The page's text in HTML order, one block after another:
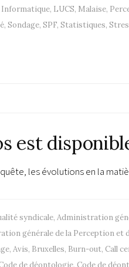
Informatique, LUCS, Malaise,
, Sondage, SPF, Statistiques,
est
les évolutions en la
syndicale, Administration
générale de la Perception et
, Avis, Bruxelles, Burn-out, Call